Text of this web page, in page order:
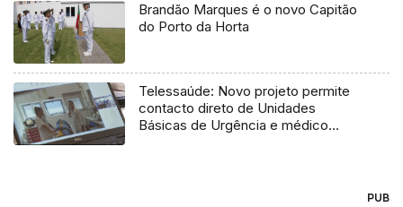
Brandão Marques é o novo Capitão
do Porto da Horta
Telessaúde: Novo projeto permite
contacto direto de Unidades
Básicas de Urgência e médico
PUB